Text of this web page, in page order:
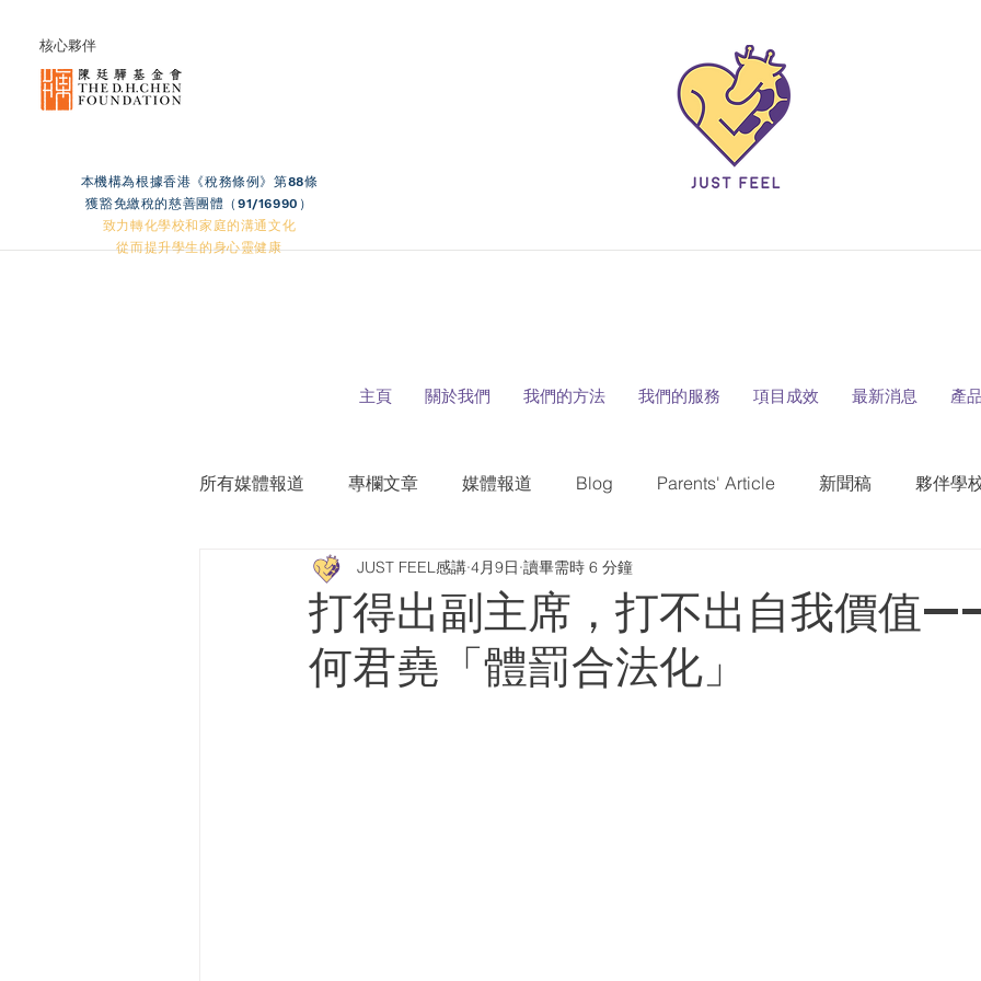
核心夥伴
本機構為根據香港《稅務條例》第88條
獲豁免繳稅的慈善團體（91/16990）
致力轉化學校和家庭的溝通文化
從而提升學生的身心靈健康
主頁 關於我們 我們的方法 我們的服務 項目成效 最新消息 產
所有媒體報道 專欄文章 媒體報道 Blog Parents' Article 新聞稿 夥伴學
Press Release 南華早報
打得出副主席，打不出自我價值
何君堯「體罰合法化」
JUST FEEL感講 4月9日 讀畢需時 6 分鐘